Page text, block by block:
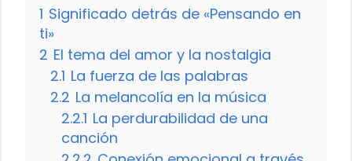
1 Significado detrás de «Pensando en
ti»
2 El tema del amor y la nostalgia
2.1 La fuerza de las palabras
2.2 La melancolía en la música
2.2.1 La perdurabilidad de una
canción